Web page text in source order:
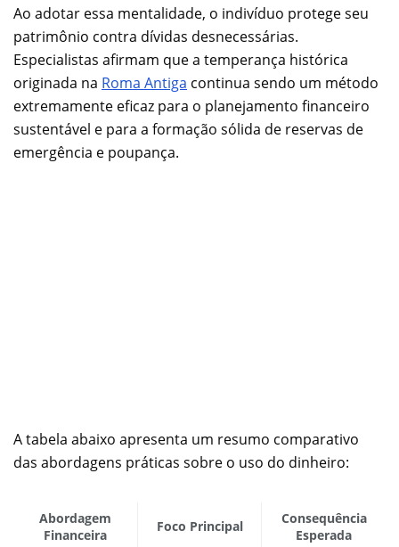
Ao adotar essa mentalidade, o indivíduo protege seu
patrimônio contra dívidas desnecessárias.
Especialistas afirmam que a temperança histórica
originada na Roma Antiga continua sendo um método
extremamente eficaz para o planejamento financeiro
sustentável e para a formação sólida de reservas de
emergência e poupança.
A tabela abaixo apresenta um resumo comparativo
das abordagens práticas sobre o uso do dinheiro:
Abordagem
Financeira
Foco Principal
Consequência
Esperada